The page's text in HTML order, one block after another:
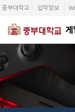
중부대학교 입학정보